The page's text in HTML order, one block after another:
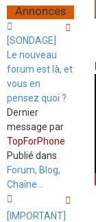
Annonces
[SONDAGE]
Le nouveau
forum est là, et
vous en
pensez quoi ?
Dernier
message par
TopForPhone
Publié dans
Forum, Blog,
Chaîne...
[IMPORTANT]